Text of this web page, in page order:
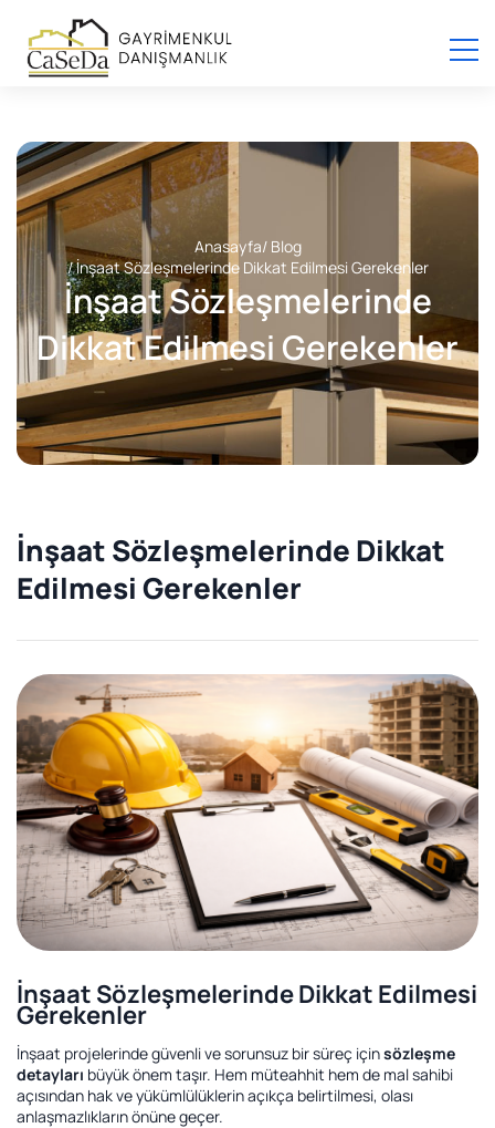
Anasayfa/ Blog
/ İnşaat Sözleşmelerinde Dikkat Edilmesi Gerekenler
İnşaat Sözleşmelerinde
Dikkat Edilmesi Gerekenler
İnşaat Sözleşmelerinde Dikkat
Edilmesi Gerekenler
İnşaat Sözleşmelerinde Dikkat Edilmesi
Gerekenler
İnşaat projelerinde güvenli ve sorunsuz bir süreç içinsözleşme
detayları büyük önem taşır. Hem müteahhit hem de mal sahibi
açısından hak ve yükümlülüklerin açıkça belirtilmesi, olası
anlaşmazlıkların önüne geçer.